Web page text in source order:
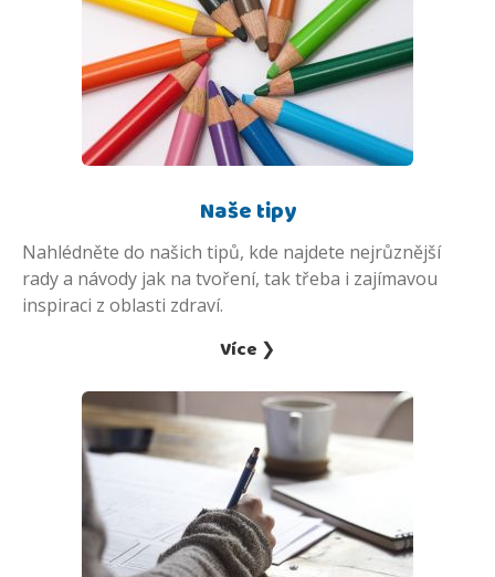
Naše tipy
Nahlédněte do našich tipů, kde najdete nejrůznější
rady a návody jak na tvoření, tak třeba i zajímavou
inspiraci z oblasti zdraví.
Více ❯